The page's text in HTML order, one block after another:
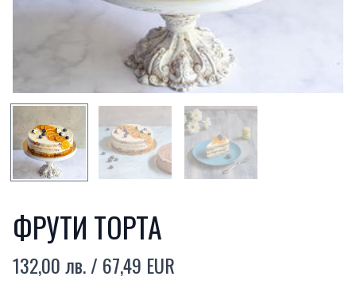
SMALL PREVIEW
ФРУТИ ТОРТА
Product information
132,00 лв. / 67,49 EUR